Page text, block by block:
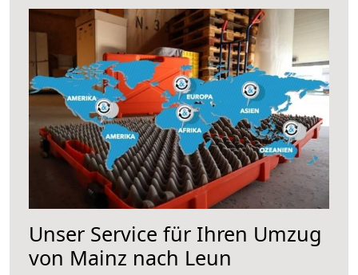
Unser Service für Ihren Umzug
von Mainz nach Leun